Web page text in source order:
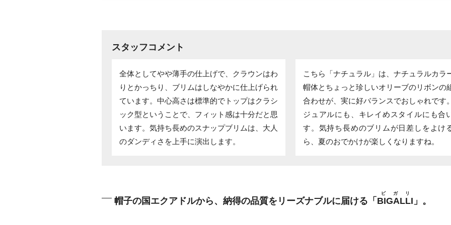
スタッフコメント
全体としてやや薄手の仕上げで、クラウンはわ
りとかっちり、ブリムはしなやかに仕上げられ
ています。中心高さは標準的でトップはクラシ
ック型ということで、フィット感は十分だと思
います。気持ち長めのスナップブリムは、大人
のダンディさを上手に演出します。
こちら「ナチュラル」は、ナチュラルカラ
帽体とちょっと珍しいオリーブのリボンの
合わせが、実に好バランスでおしゃれです
ジュアルにも、キレイめスタイルにも合
す。気持ち長めのブリムが日差しをよけ
ら、夏のおでかけが楽しくなりますね。
帽子の国エクアドルから、納得の品質をリーズナブルに届ける「 BIGALLI
ビガリ
」。